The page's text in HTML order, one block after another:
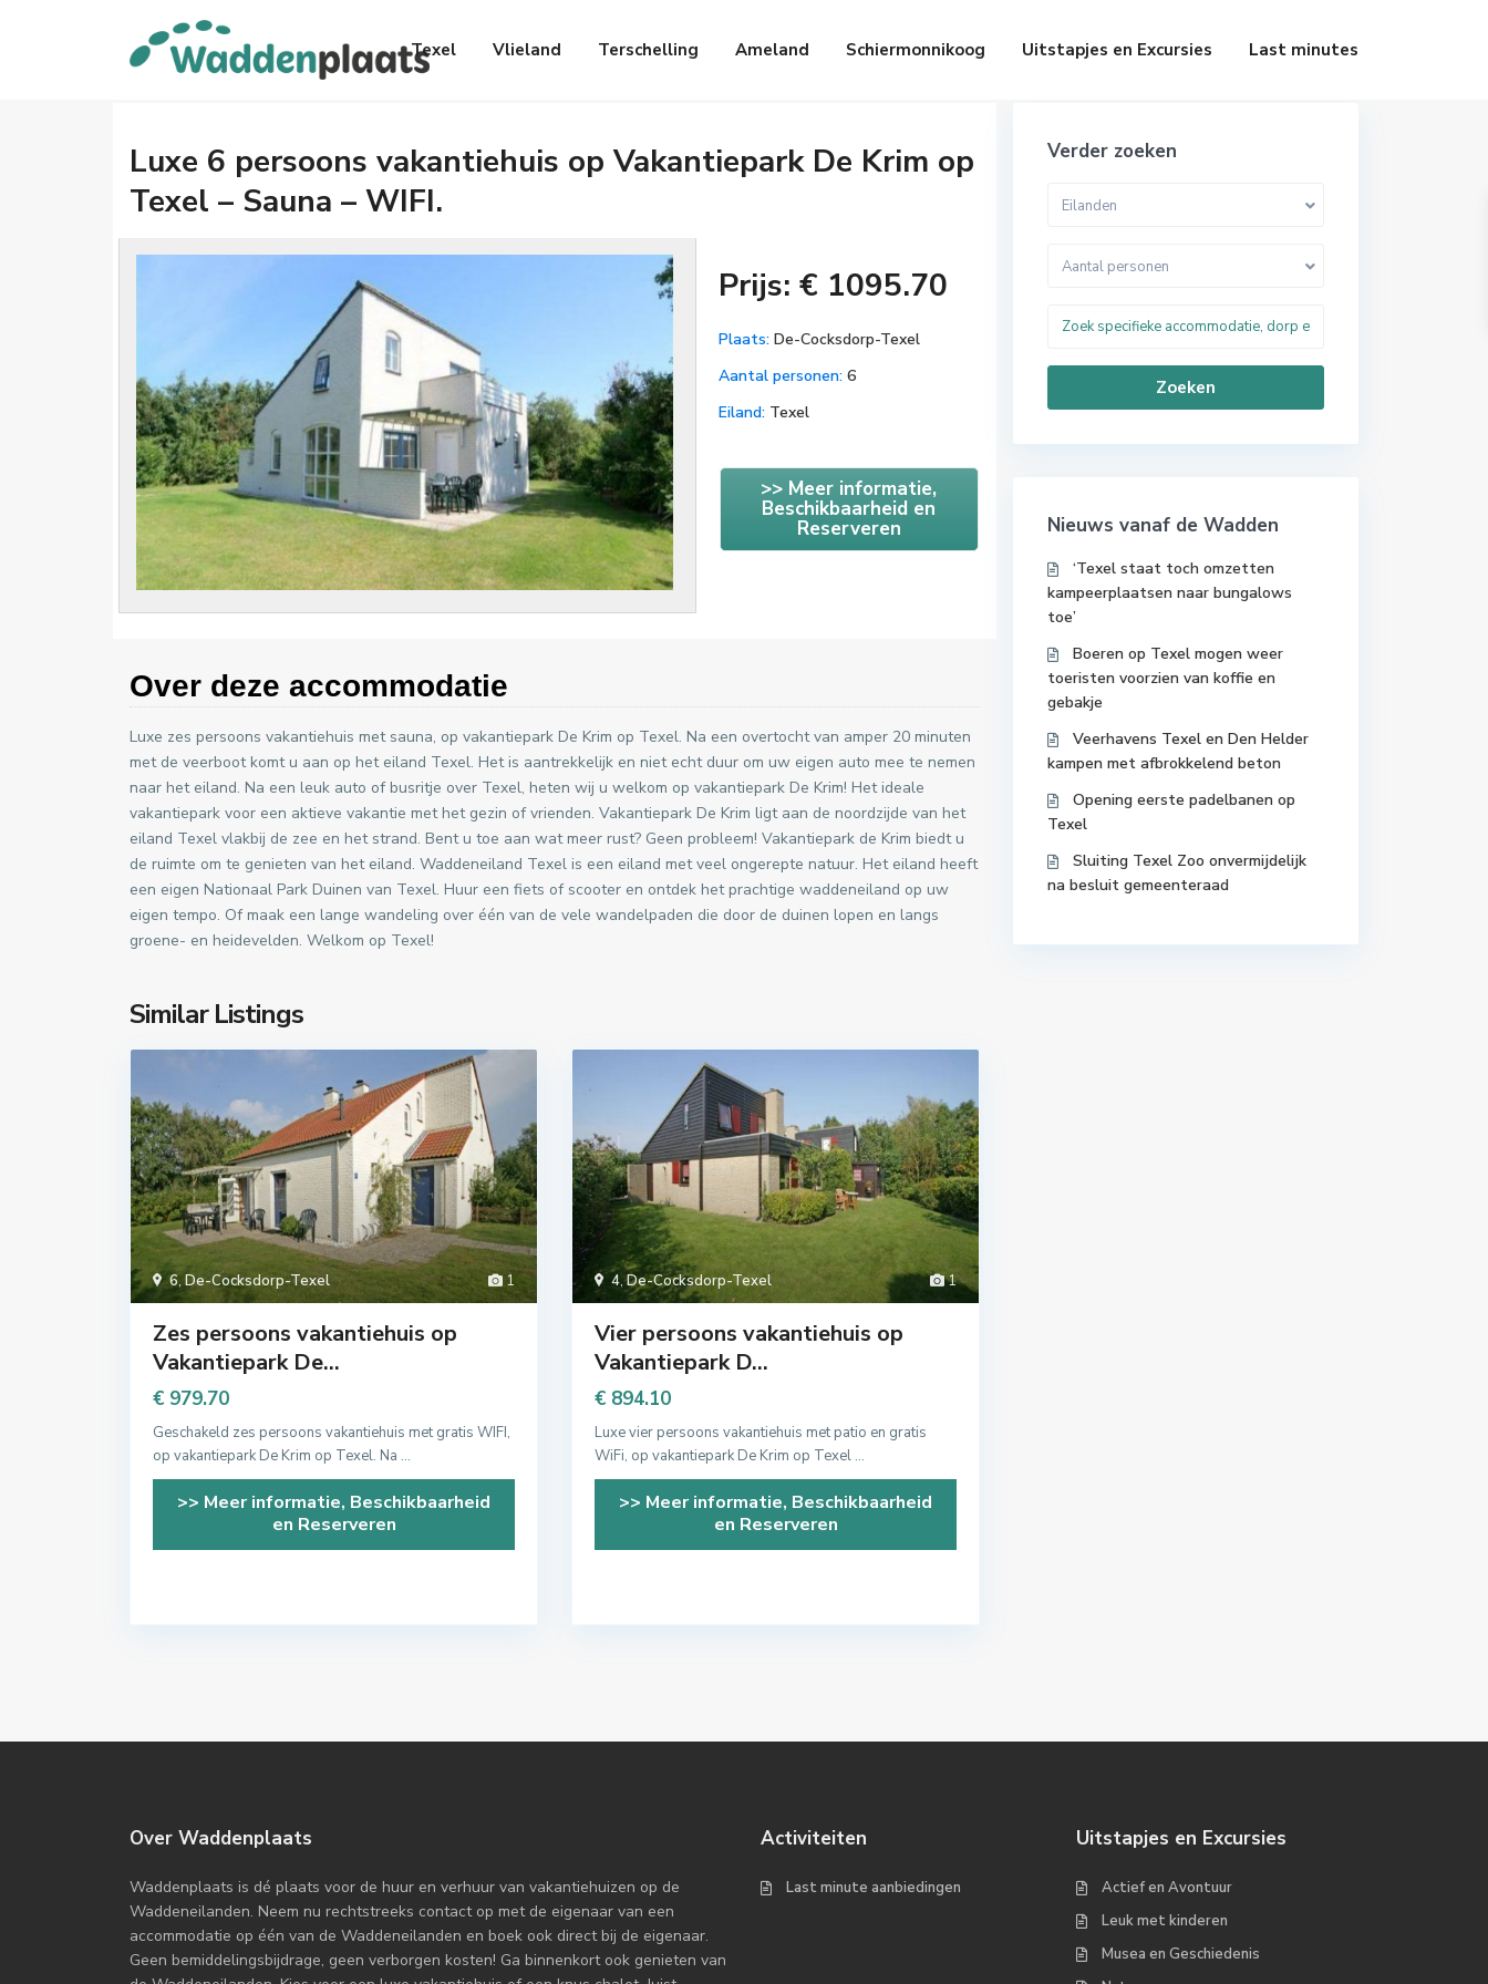
Texel Vlieland Terschelling Ameland Schiermonnikoog Uitstapjes en Excursies Last minutes
Luxe 6 persoons vakantiehuis op Vakantiepark De Krim op
Texel – Sauna – WIFI.
Prijs: € 1095.70
Plaats: De-Cocksdorp-Texel
Aantal personen: 6
Eiland: Texel
>> Meer informatie,
Beschikbaarheid en
Reserveren
Over deze accommodatie
Luxe zes persoons vakantiehuis met sauna, op vakantiepark De Krim op Texel. Na een overtocht van amper 20 minuten
met de veerboot komt u aan op het eiland Texel. Het is aantrekkelijk en niet echt duur om uw eigen auto mee te nemen
naar het eiland. Na een leuk auto of busritje over Texel, heten wij u welkom op vakantiepark De Krim! Het ideale
vakantiepark voor een aktieve vakantie met het gezin of vrienden. Vakantiepark De Krim ligt aan de noordzijde van het
eiland Texel vlakbij de zee en het strand. Bent u toe aan wat meer rust? Geen probleem! Vakantiepark de Krim biedt u
de ruimte om te genieten van het eiland. Waddeneiland Texel is een eiland met veel ongerepte natuur. Het eiland heeft
een eigen Nationaal Park Duinen van Texel. Huur een fiets of scooter en ontdek het prachtige waddeneiland op uw
eigen tempo. Of maak een lange wandeling over één van de vele wandelpaden die door de duinen lopen en langs
groene- en heidevelden. Welkom op Texel!
Similar Listings
1
6,De-Cocksdorp-Texel
Zes persoons vakantiehuis op
Vakantiepark De...
€ 979.70
Geschakeld zes persoons vakantiehuis met gratis WIFI,
op vakantiepark De Krim op Texel. Na ...
>> Meer informatie, Beschikbaarheid
en Reserveren
1
4,De-Cocksdorp-Texel
Vier persoons vakantiehuis op
Vakantiepark D...
€ 894.10
Luxe vier persoons vakantiehuis met patio en gratis
WiFi, op vakantiepark De Krim op Texel...
>> Meer informatie, Beschikbaarheid
en Reserveren
Verder zoeken
Eilanden
Aantal personen
Zoeken
Nieuws vanaf de Wadden
‘Texel staat toch omzetten
kampeerplaatsen naar bungalows
toe’
Boeren op Texel mogen weer
toeristen voorzien van koffie en
gebakje
Veerhavens Texel en Den Helder
kampen met afbrokkelend beton
Opening eerste padelbanen op
Texel
Sluiting Texel Zoo onvermijdelijk
na besluit gemeenteraad
Over Waddenplaats
Waddenplaats is dé plaats voor de huur en verhuur van vakantiehuizen op de
Waddeneilanden. Neem nu rechtstreeks contact op met de eigenaar van een
accommodatie op één van de Waddeneilanden en boek ook direct bij de eigenaar.
Geen bemiddelingsbijdrage, geen verborgen kosten! Ga binnenkort ook genieten van
Activiteiten
Last minute aanbiedingen
Uitstapjes en Excursies
Actief en Avontuur
Leuk met kinderen
Musea en Geschiedenis